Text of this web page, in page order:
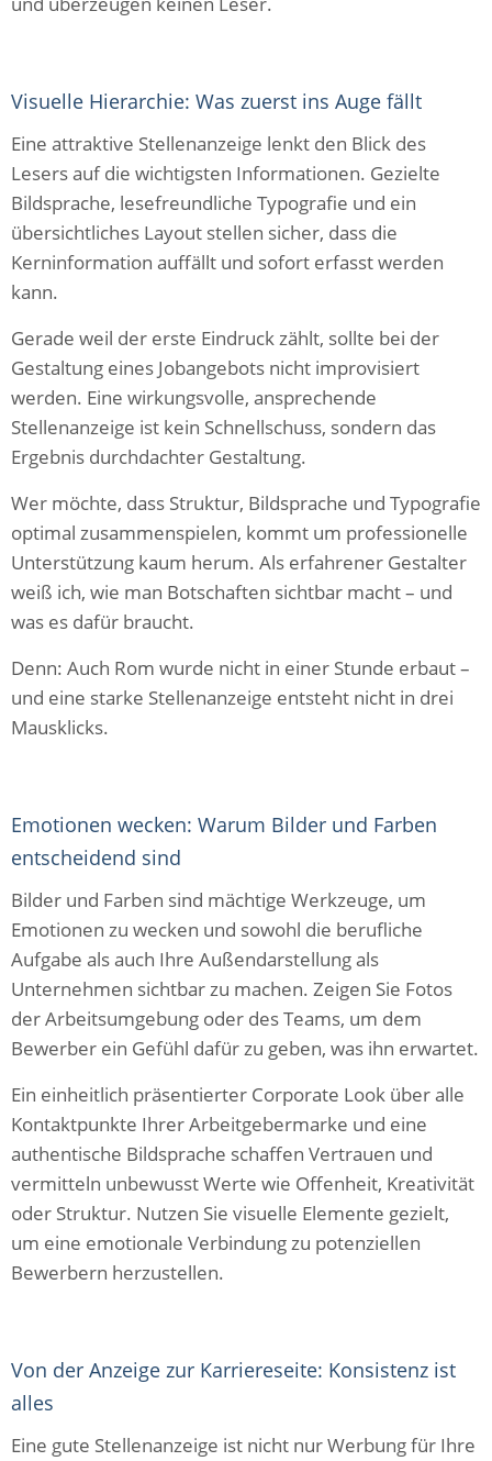
Visuelle Hierarchie: Was zuerst ins Auge fällt
Eine attraktive Stellenanzeige lenkt den Blick des
Lesers auf die wichtigsten Informationen. Gezielte
Bildsprache, lesefreundliche Typografie und ein
übersichtliches Layout stellen sicher, dass die
Kerninformation auffällt und sofort erfasst werden
kann.
Gerade weil der erste Eindruck zählt, sollte bei der
Gestaltung eines Jobangebots nicht improvisiert
werden. Eine wirkungsvolle, ansprechende
Stellenanzeige ist kein Schnellschuss, sondern das
Ergebnis durchdachter Gestaltung.
Wer möchte, dass Struktur, Bildsprache und Typografie
optimal zusammenspielen, kommt um professionelle
Unterstützung kaum herum. Als erfahrener Gestalter
weiß ich, wie man Botschaften sichtbar macht – und
was es dafür braucht.
Denn: Auch Rom wurde nicht in einer Stunde erbaut –
und eine starke Stellenanzeige entsteht nicht in drei
Mausklicks.
Emotionen wecken: Warum Bilder und Farben
entscheidend sind
Bilder und Farben sind mächtige Werkzeuge, um
Emotionen zu wecken und sowohl die berufliche
Aufgabe als auch Ihre Außendarstellung als
Unternehmen sichtbar zu machen. Zeigen Sie Fotos
der Arbeitsumgebung oder des Teams, um dem
Bewerber ein Gefühl dafür zu geben, was ihn erwartet.
Ein einheitlich präsentierter Corporate Look über alle
Kontaktpunkte Ihrer Arbeitgebermarke und eine
authentische Bildsprache schaffen Vertrauen und
vermitteln unbewusst Werte wie Offenheit, Kreativität
oder Struktur. Nutzen Sie visuelle Elemente gezielt,
um eine emotionale Verbindung zu potenziellen
Bewerbern herzustellen.
Von der Anzeige zur Karriereseite: Konsistenz ist
alles
Eine gute Stellenanzeige ist nicht nur Werbung für Ihre